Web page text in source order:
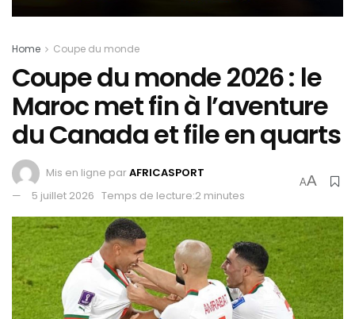
Home Coupe du monde
Coupe du monde 2026 : le
Maroc met fin à l’aventure
du Canada et file en quarts
Mis en ligne parAFRICASPORT
5 juillet 2026 Temps de lecture:2 minutes
AA